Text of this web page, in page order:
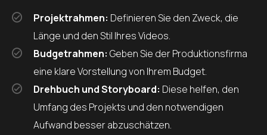
Projektrahmen: Definieren Sie den Zweck, die
Länge und den Stil Ihres Videos.
Budgetrahmen: Geben Sie der Produktionsfirma
eine klare Vorstellung von Ihrem Budget.
Drehbuch und Storyboard: Diese helfen, den
Umfang des Projekts und den notwendigen
Aufwand besser abzuschätzen.